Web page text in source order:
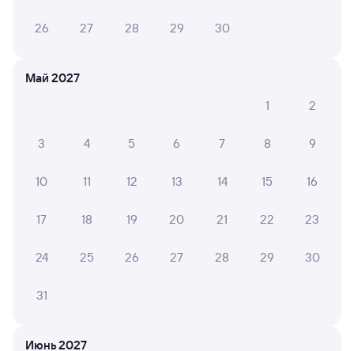
26 27 28 29 30
Май 2027
1
2
3 4 5 6 7 8 9
10 11 12 13 14 15 16
17 18 19 20 21 22 23
24 25 26 27 28 29 30
31
Июнь 2027